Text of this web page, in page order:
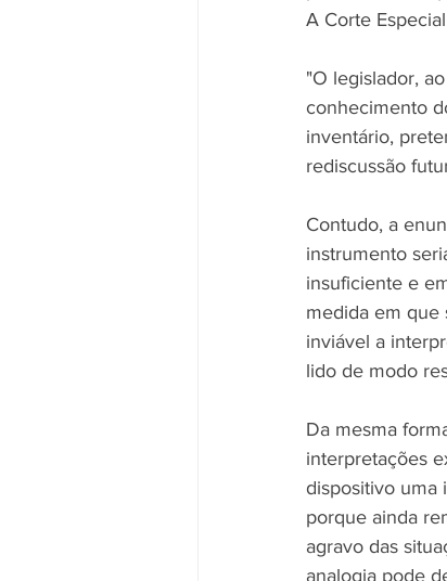
A Corte
"O legislador,
conhecimento
inventário,
rediscussão
Contudo, a
instrumento
insuficiente e
medida em que
inviável a
lido de modo
Da mesma
interpretações
dispositivo uma
porque ainda
agravo das
analogia pode